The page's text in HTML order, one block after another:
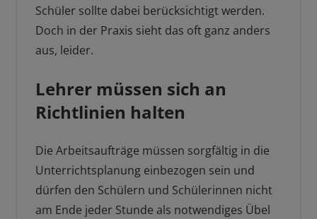
Schüler sollte dabei berücksichtigt werden.
Doch in der Praxis sieht das oft ganz anders
aus, leider.
Lehrer müssen sich an
Richtlinien halten
Die Arbeitsaufträge müssen sorgfältig in die
Unterrichtsplanung einbezogen sein und
dürfen den Schülern und Schülerinnen nicht
am Ende jeder Stunde als notwendiges Übel